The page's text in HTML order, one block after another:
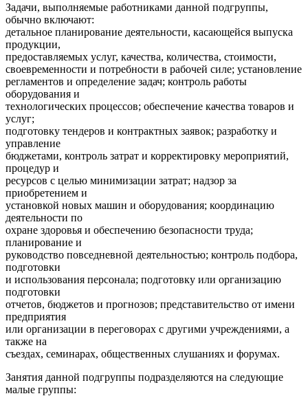
Задачи, выполняемые работниками данной подгруппы,
обычно включают:
детальное планирование деятельности, касающейся выпуска
продукции,
предоставляемых услуг, качества, количества, стоимости,
своевременности и потребности в рабочей силе; установление
регламентов и определение задач; контроль работы
оборудования и
технологических процессов; обеспечение качества товаров и
услуг;
подготовку тендеров и контрактных заявок; разработку и
управление
бюджетами, контроль затрат и корректировку мероприятий,
процедур и
ресурсов с целью минимизации затрат; надзор за
приобретением и
установкой новых машин и оборудования; координацию
деятельности по
охране здоровья и обеспечению безопасности труда;
планирование и
руководство повседневной деятельностью; контроль подбора,
подготовки
и использования персонала; подготовку или организацию
подготовки
отчетов, бюджетов и прогнозов; представительство от имени
предприятия
или организации в переговорах с другими учреждениями, а
также на
съездах, семинарах, общественных слушаниях и форумах.
Занятия данной подгруппы подразделяются на следующие
малые группы: